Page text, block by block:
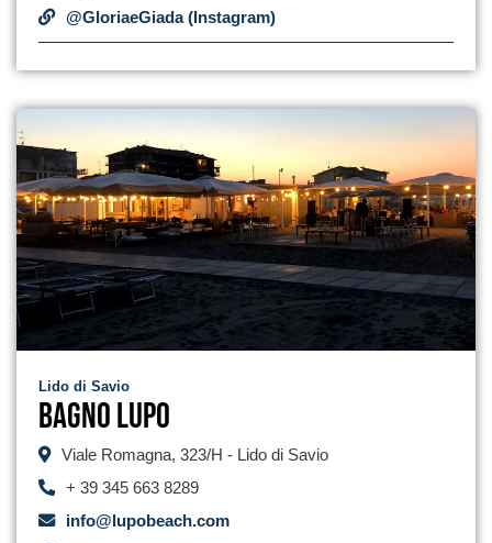
@GloriaeGiada (Instagram)
Lido di Savio
Bagno Lupo
Viale Romagna, 323/H - Lido di Savio
+ 39 345 663 8289
info@lupobeach.com